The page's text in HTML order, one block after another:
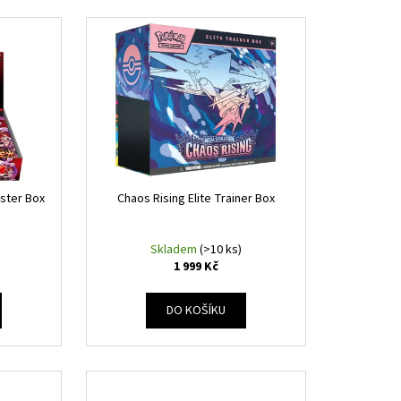
Box
Chaos Rising Elite Trainer Box
Skladem (>10 ks)
1 999 Kč
DO KOŠÍKU